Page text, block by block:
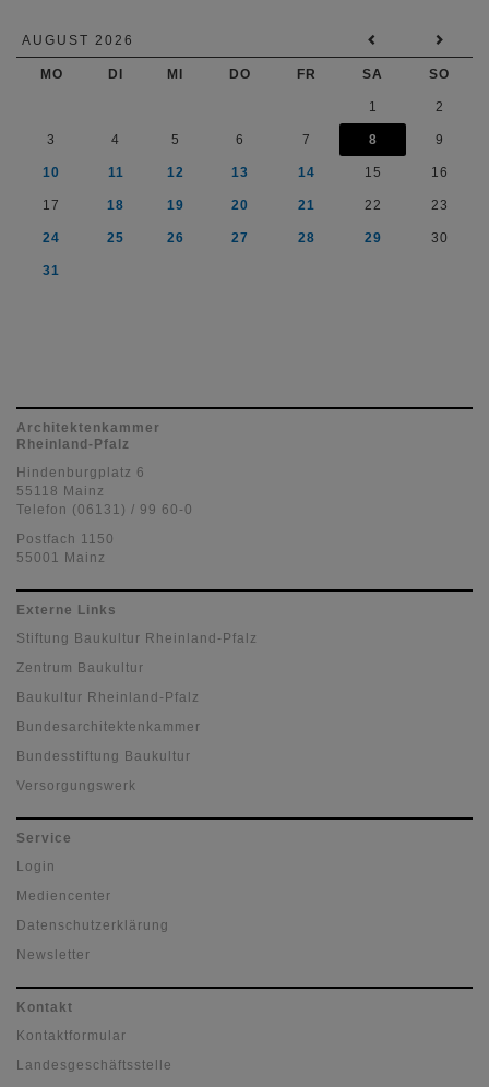
AUGUST 2026
MO DI MI DO FR SA SO
1 2
3 4 5 6 7 8 9
10 11 12 13 14 15 16
17 18 19 20 21 22 23
24 25 26 27 28 29 30
31
Architektenkammer
Rheinland-Pfalz
Hindenburgplatz 6
55118 Mainz
Telefon (06131) / 99 60-0
Postfach 1150
55001 Mainz
Externe Links
Stiftung Baukultur Rheinland-Pfalz
Zentrum Baukultur
Baukultur Rheinland-Pfalz
Bundesarchitektenkammer
Bundesstiftung Baukultur
Versorgungswerk
Service
Login
Mediencenter
Datenschutzerklärung
Newsletter
Kontakt
Kontaktformular
Landesgeschäftsstelle